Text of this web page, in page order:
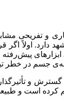
و تفریحی
اولاً اگر
جسم در خطر
و
کرده است و